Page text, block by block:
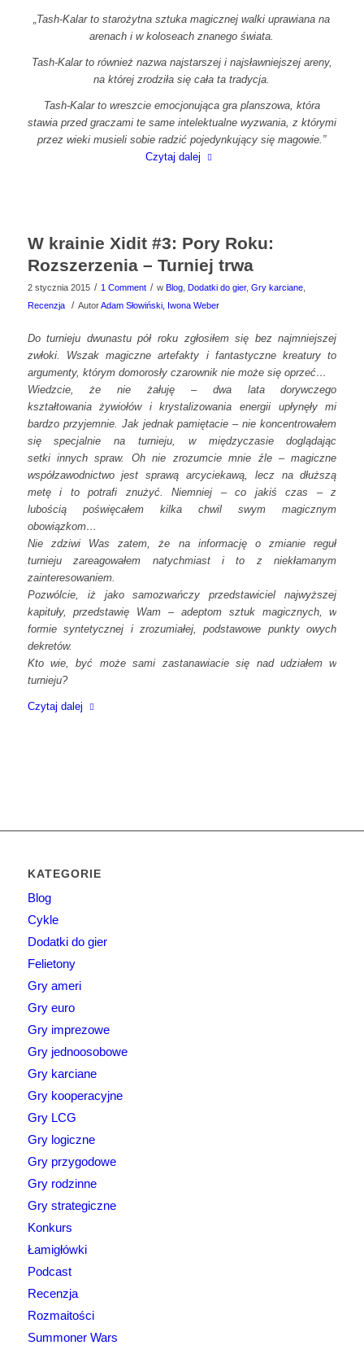
„Tash-Kalar to starożytna sztuka magicznej walki uprawiana na
arenach i w koloseach znanego świata.
Tash-Kalar to również nazwa najstarszej i najsławniejszej areny,
na której zrodziła się cała ta tradycja.
Tash-Kalar to wreszcie emocjonująca gra planszowa, która
stawia przed graczami te same intelektualne wyzwania, z którymi
przez wieki musieli sobie radzićpojedynkujący się magowie.”
Czytaj dalej
W krainie Xidit #3: Pory Roku:
Rozszerzenia – Turniej trwa
2 stycznia 2015 / 1 Comment / w Blog, Dodatki do gier, Gry karciane,
Recenzja
/ AutorAdam Słowiński, Iwona Weber
Do turnieju dwunastu pół roku zgłosiłem się bez najmniejszej
zwłoki. Wszak magiczne artefakty i fantastyczne kreatury to
argumenty, którym domorosły czarownik nie może się oprzeć…
Wiedzcie, że nie żałuję – dwa lata dorywczego
kształtowania żywiołów i krystalizowania energii upłynęły mi
bardzo przyjemnie. Jak jednak pamiętacie – nie koncentrowałem
się specjalnie na turnieju, w międzyczasie doglądając
setki innych spraw. Oh nie zrozumcie mnie źle – magiczne
współzawodnictwo jest sprawą arcyciekawą, lecz na dłuższą
metę i to potrafi znużyć. Niemniej – co jakiś czas – z
lubością poświęcałem kilka chwil swym magicznym
obowiązkom…
Nie zdziwi Was zatem, że na informację o zmianie reguł
turnieju zareagowałem natychmiast i to z niekłamanym
zainteresowaniem.
Pozwólcie, iż jako samozwańczy przedstawiciel najwyższej
kapituły, przedstawię Wam – adeptom sztuk magicznych, w
formie syntetycznej i zrozumiałej, podstawowe punkty owych
dekretów.
Kto wie, być może sami zastanawiacie się nad udziałem w
turnieju?
Czytaj dalej
KATEGORIE
Blog
Cykle
Dodatki do gier
Felietony
Gry ameri
Gry euro
Gry imprezowe
Gry jednoosobowe
Gry karciane
Gry kooperacyjne
Gry LCG
Gry logiczne
Gry przygodowe
Gry rodzinne
Gry strategiczne
Konkurs
Łamigłówki
Podcast
Recenzja
Rozmaitości
Summoner Wars